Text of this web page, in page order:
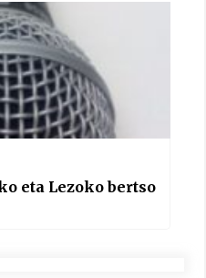
eta Lezoko bertso